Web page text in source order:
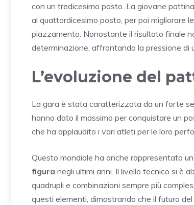
con un tredicesimo posto. La giovane
al quattordicesimo posto, per poi migliorare
piazzamento. Nonostante il risultato finale
determinazione, affrontando la pressione di
L’evoluzione del
La gara è stata caratterizzata da un forte
hanno dato il massimo per conquistare un
che ha applaudito i vari atleti per le loro
Questo mondiale ha anche rappresentato
figura negli ultimi anni. Il livello tecnico si è
quadrupli e combinazioni sempre più
questi elementi, dimostrando che il futuro